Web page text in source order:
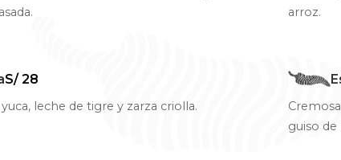
arroz.
S/ 28
leche de tigre y zarza criolla.
guiso